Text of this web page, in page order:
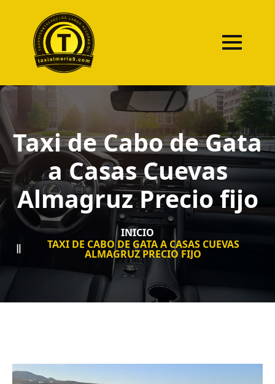
Taxi de Cabo de Gata
a Casas Cuevas
Almagruz Precio fijo
INICIO
TAXI DE CABO DE GATA A CASAS CUEVAS
ALMAGRUZ PRECIO FIJO